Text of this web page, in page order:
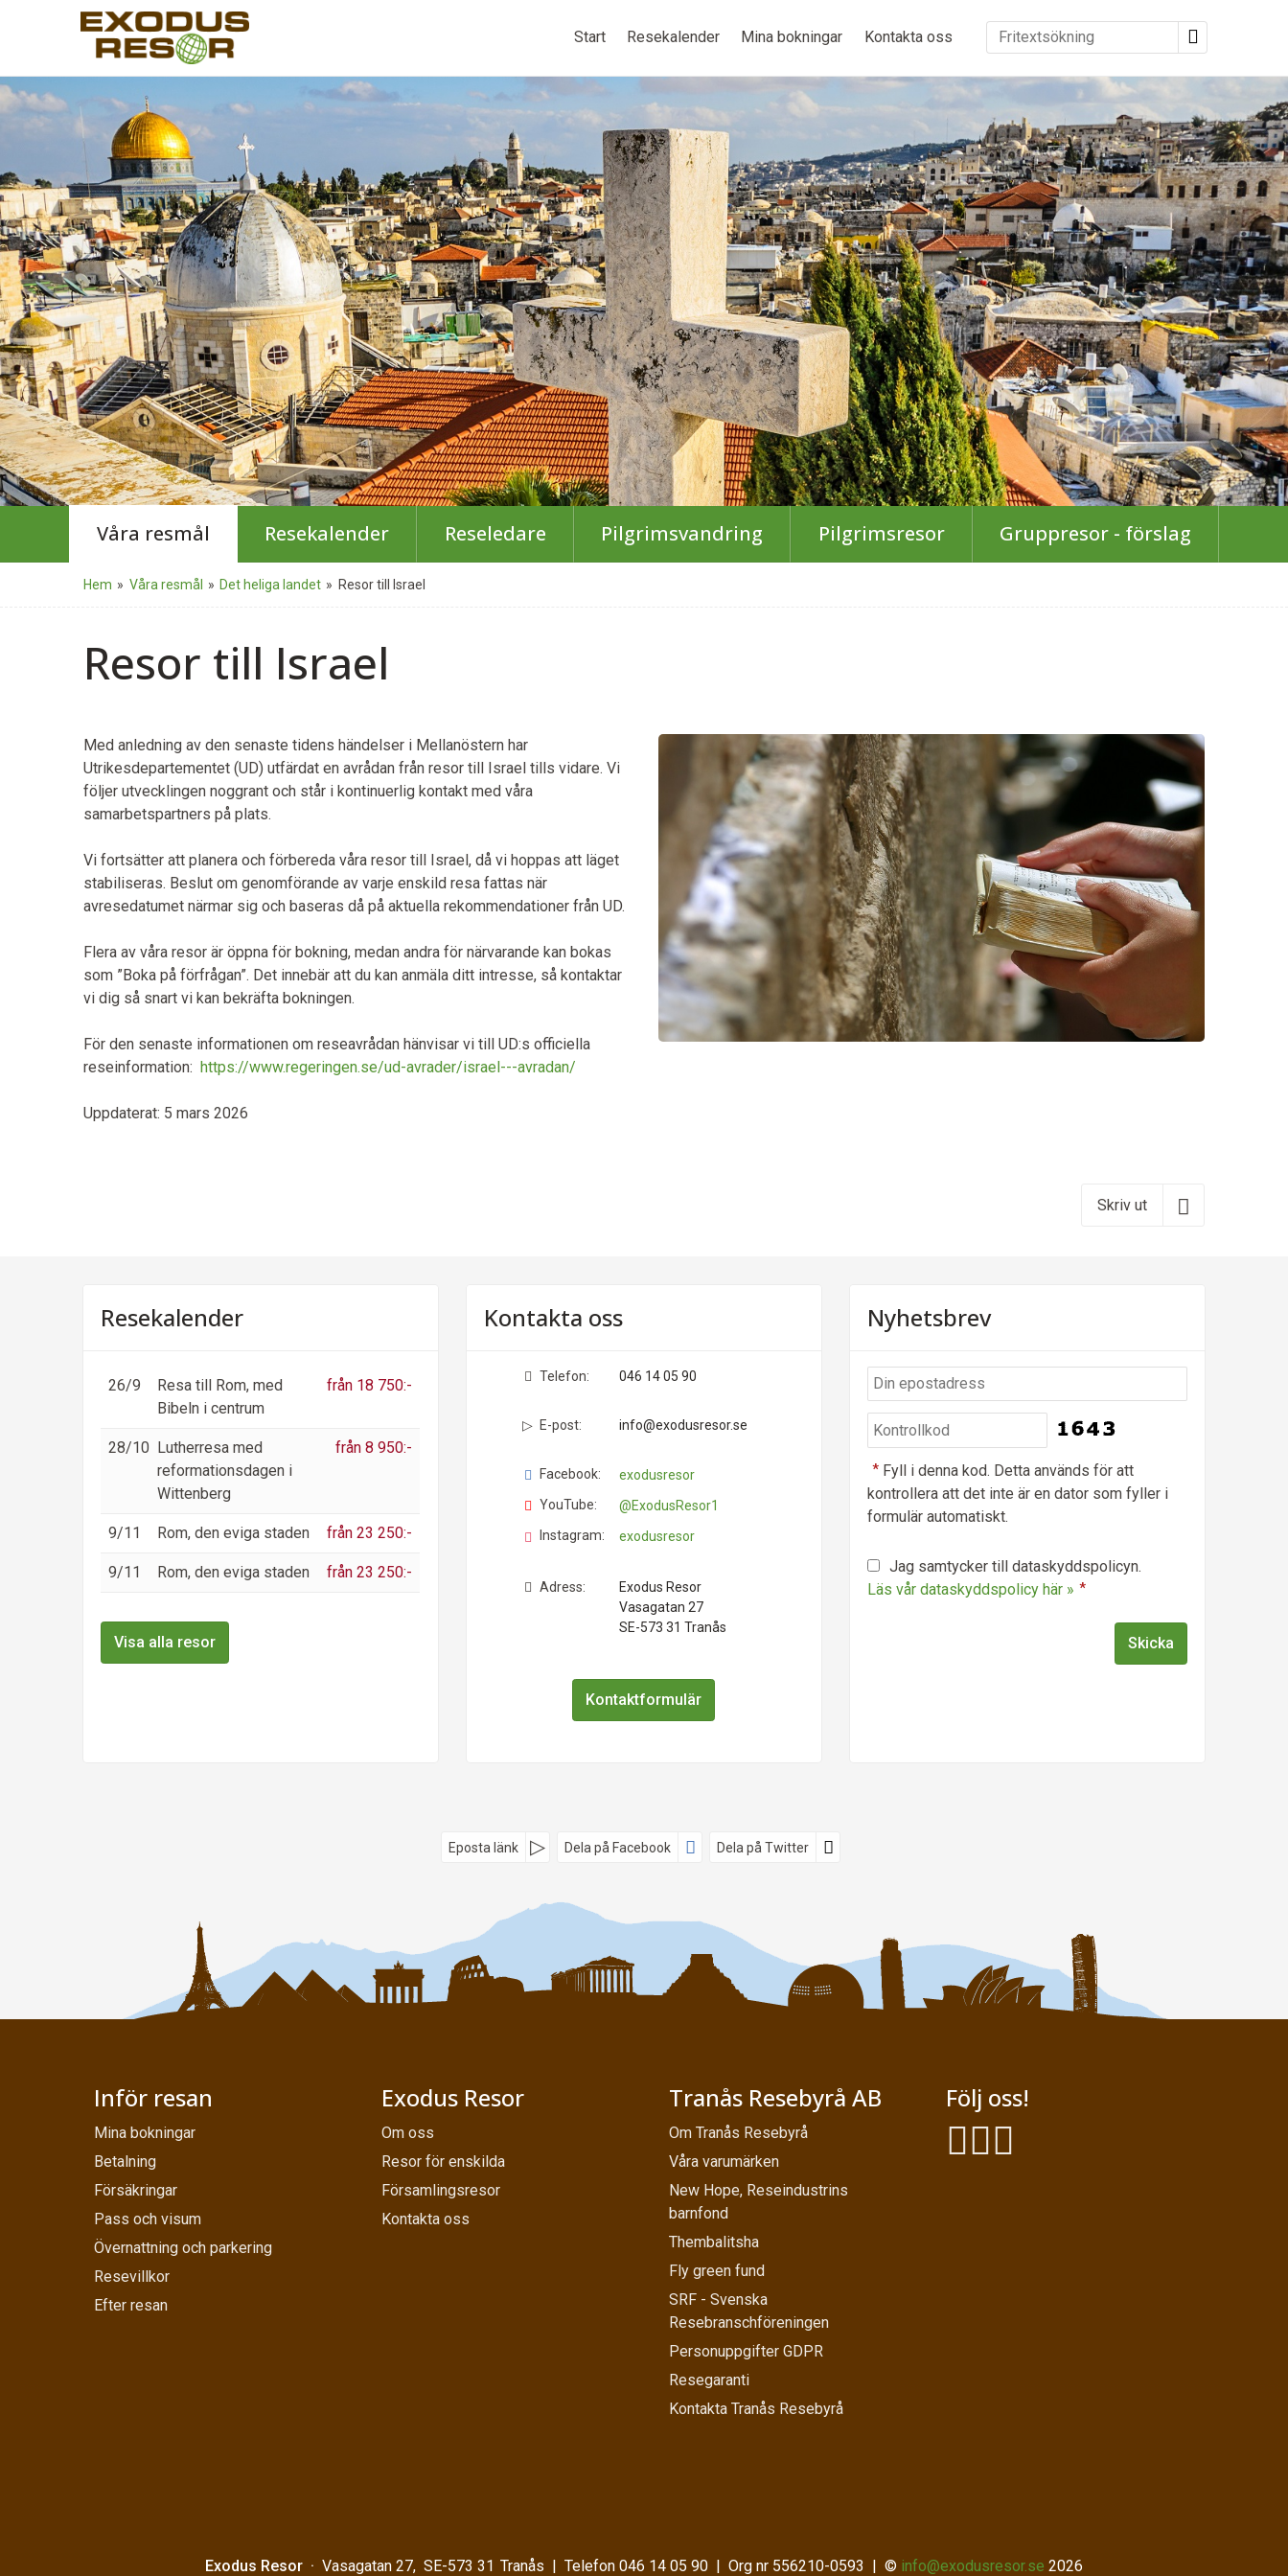
Start Resekalender Mina bokningar Kontakta oss
Våra resmål Resekalender Reseledare Pilgrimsvandring Pilgrimsresor Gruppresor - förslag
Hem » Våra resmål » Det heliga landet » Resor till Israel
Resor till Israel
Med anledning av den senaste tidens händelser i Mellanöstern har
Utrikesdepartementet (UD) utfärdat en avrådan från resor till Israel tills vidare. Vi
följer utvecklingen noggrant och står i kontinuerlig kontakt med våra
samarbetspartners på plats.
Vi fortsätter att planera och förbereda våra resor till Israel, då vi hoppas att läget
stabiliseras. Beslut om genomförande av varje enskild resa fattas när
avresedatumet närmar sig och baseras då på aktuella rekommendationer från UD.
Flera av våra resor är öppna för bokning, medan andra för närvarande kan bokas
som ”Boka på förfrågan”. Det innebär att du kan anmäla ditt intresse, så kontaktar
vi dig så snart vi kan bekräfta bokningen.
För den senaste informationen om reseavrådan hänvisar vi till UD:s officiella
reseinformation: https://www.regeringen.se/ud-avrader/israel---avradan/
Uppdaterat: 5 mars 2026
Skriv ut
Resekalender
26/9
Resa till Rom, med
Bibeln i centrum
från 18 750:-
28/10 Lutherresa med
reformationsdagen i
Wittenberg
från 8 950:-
9/11 Rom, den eviga staden från 23 250:-
9/11 Rom, den eviga staden från 23 250:-
Visa alla resor
Kontakta oss
Telefon: 046 14 05 90
E-post: info@exodusresor.se
Facebook:
exodusresor
YouTube:
@ExodusResor1
Instagram:
exodusresor
Adress:
Exodus Resor
Vasagatan 27
SE-573 31 Tranås
Kontaktformulär
Nyhetsbrev
* Fyll i denna kod. Detta används för att
kontrollera att det inte är en dator som fyller i
formulär automatiskt.
Jag samtycker till dataskyddspolicyn.
Läs vår dataskyddspolicy här » *
Eposta länk Dela på Facebook Dela på Twitter
Inför resan
Mina bokningar
Betalning
Försäkringar
Pass och visum
Övernattning och parkering
Resevillkor
Efter resan
Exodus Resor
Om oss
Resor för enskilda
Församlingsresor
Kontakta oss
Tranås Resebyrå AB
Om Tranås Resebyrå
Våra varumärken
New Hope, Reseindustrins
barnfond
Thembalitsha
Fly green fund
SRF - Svenska
Resebranschföreningen
Personuppgifter GDPR
Resegaranti
Kontakta Tranås Resebyrå
Följ oss!
Exodus Resor Vasagatan 27 SE-573 31 Tranås Telefon 046 14 05 90 Org nr 556210-0593 © info@exodusresor.se 2026